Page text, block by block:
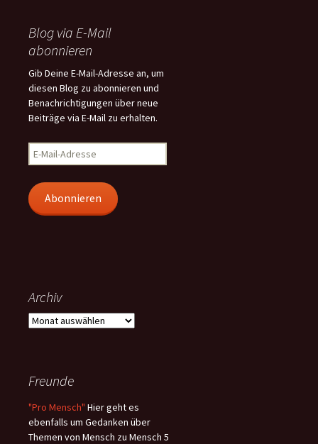
Blog via E-Mail
abonnieren
Gib Deine E-Mail-Adresse an, um
diesen Blog zu abonnieren und
Benachrichtigungen über neue
Beiträge via E-Mail zu erhalten.
E-
Mail-
Abonnieren
Archiv
Archiv
Freunde
"Pro Mensch" Hier geht es
ebenfalls um Gedanken über
Themen von Mensch zu Mensch 5